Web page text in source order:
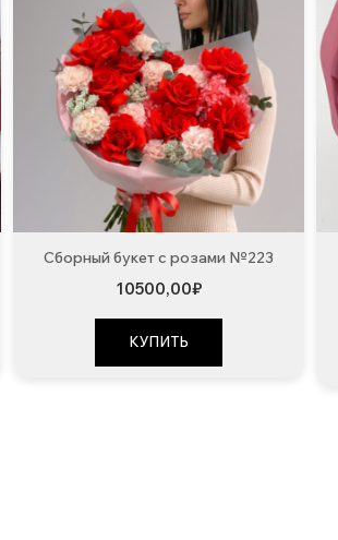
Сборный букет с розами №223
10500,00₽
КУПИТЬ